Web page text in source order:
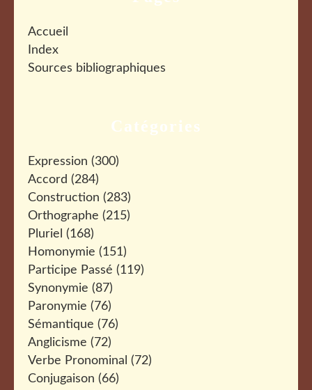
Catégories
Expression (300)
Accord (284)
Construction (283)
Orthographe (215)
Pluriel (168)
Homonymie (151)
Participe Passé (119)
Synonymie (87)
Paronymie (76)
Sémantique (76)
Anglicisme (72)
Verbe Pronominal (72)
Conjugaison (66)
Accueil
Index
Sources bibliographiques